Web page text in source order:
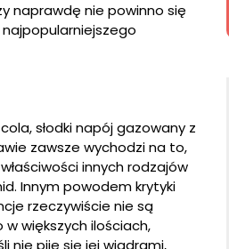
naprawdę nie powinno się
słodki napój gazowany z
zawsze wychodzi na to,
innych rodzajów
Innym powodem krytyki
rzeczywiście nie są
większych ilościach,